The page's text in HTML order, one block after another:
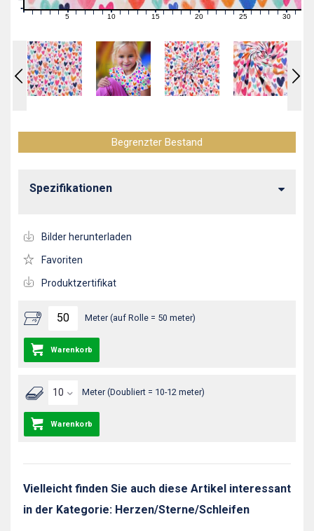
1 2 3 4 5 6 7 891011121314 151617181920 21222324 252627282930 31
Meter (auf Rolle = 50 meter)
Warenkorb
Meter (Doubliert = 10-12 meter)
Warenkorb
Begrenzter Bestand
Spezifikationen
Bilder herunterladen
Favoriten
Produktzertifikat
Vielleicht finden Sie auch diese Artikel interessant
in der Kategorie: Herzen/Sterne/Schleifen